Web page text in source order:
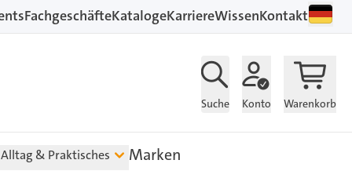
FachgeschäfteKatalogeKarriereWissenKontakt
Suche Konto Warenkorb
Alltag & Praktisches Marken